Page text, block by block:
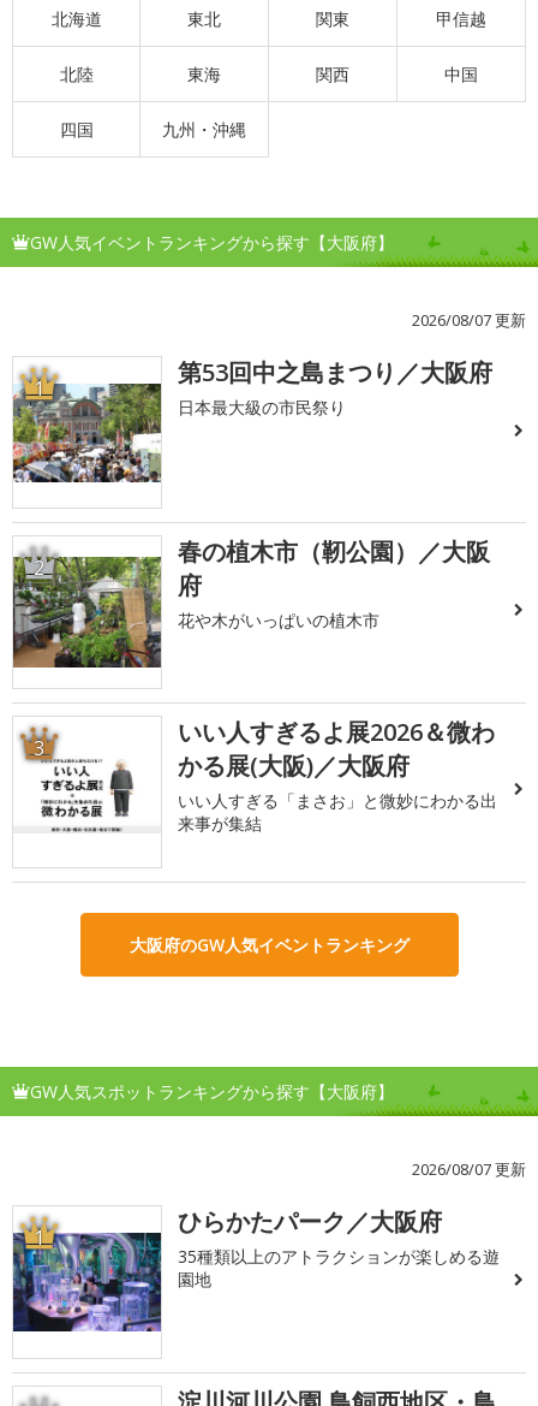
北海道 東北 関東 甲信越
北陸 東海 関西 中国
四国 九州・沖縄
GW人気イベントランキングから探す【大阪府】
2026/08/07 更新
1 第53回中之島まつり／大阪府
日本最大級の市民祭り
2
春の植木市（靭公園）／大阪
府
花や木がいっぱいの植木市
3
いい人すぎるよ展2026＆微わ
かる展(大阪)／大阪府
いい人すぎる「まさお」と微妙にわかる出
来事が集結
大阪府のGW人気イベントランキング
GW人気スポットランキングから探す【大阪府】
2026/08/07 更新
1 ひらかたパーク／大阪府
35種類以上のアトラクションが楽しめる遊
園地